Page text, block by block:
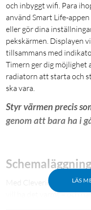
och inbyggt wifi. Para
använd Smart Life-
eller gör dina
pekskärmen. Displayen
tillsammans med
Timern ger dig möjlighet
radiatorn att starta och
ska vara.
LÄS
Styr värmen precis
genom att bara ha i
Med Cleverios smarta
vill ha det varmt – och